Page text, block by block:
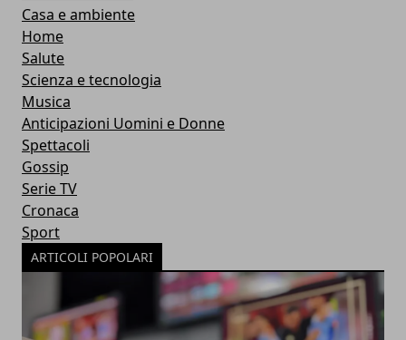
Casa e ambiente
Home
Salute
Scienza e tecnologia
Musica
Anticipazioni Uomini e Donne
Spettacoli
Gossip
Serie TV
Cronaca
Sport
ARTICOLI POPOLARI